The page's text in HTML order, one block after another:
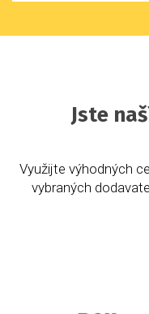
Jste
Využijte výhodných
vybraných